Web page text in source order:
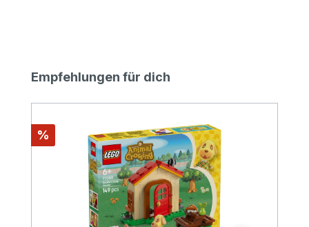
Produktgalerie überspringen
Empfehlungen für dich
Rabatt
%